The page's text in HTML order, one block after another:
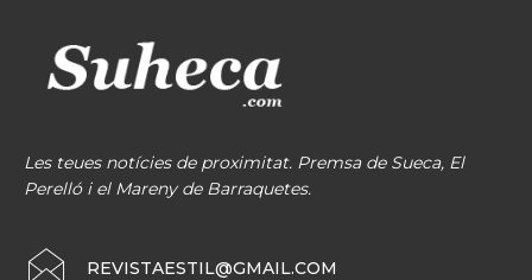
Les teues notícies de proximitat. Premsa de Sueca, El
Perelló i el Mareny de Barraquetes.
REVISTAESTIL@GMAIL.COM